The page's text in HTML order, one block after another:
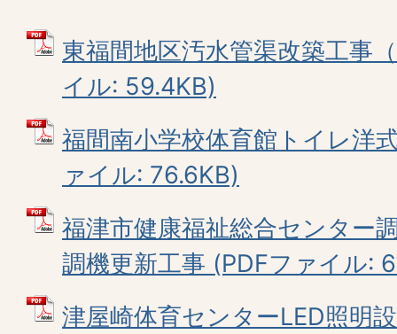
東福間地区汚水管渠改築工事
イル: 59.4KB)
福間南小学校体育館トイレ洋
ァイル: 76.6KB)
福津市健康福祉総合センター
調機更新工事 (PDFファイル:
津屋崎体育センターLED照明